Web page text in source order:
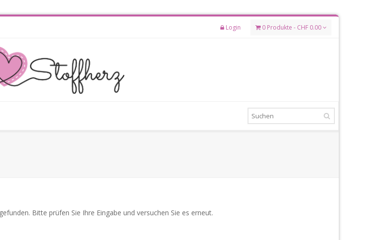
Login 0 Produkte - CHF 0.00
Bitte prüfen Sie Ihre Eingabe und versuchen Sie es erneut.